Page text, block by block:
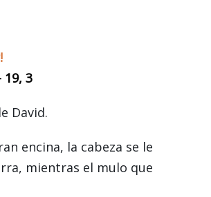
19, 3
David.
encina, la cabeza se le
mientras el mulo que